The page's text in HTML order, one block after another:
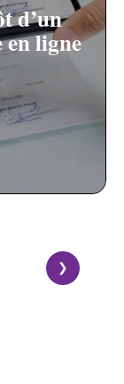
d’un
en ligne